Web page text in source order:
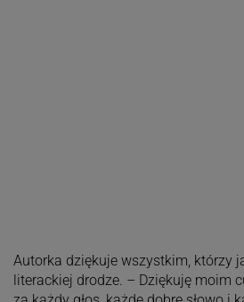
Autorka dziękuje wszystkim, którzy
literackiej drodze. – Dziękuję moim